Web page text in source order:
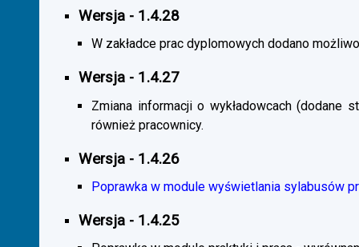
Wersja - 1.4.28
W zakładce prac dyplomowych dodano
Wersja - 1.4.27
Zmiana informacji o wykładowcach (dodane
również pracownicy.
Wersja - 1.4.26
Poprawka w module wyświetlania sylabusów
Wersja - 1.4.25